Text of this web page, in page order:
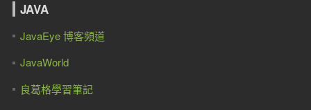
JAVA
JavaEye 博客頻道
JavaWorld
良葛格學習筆記